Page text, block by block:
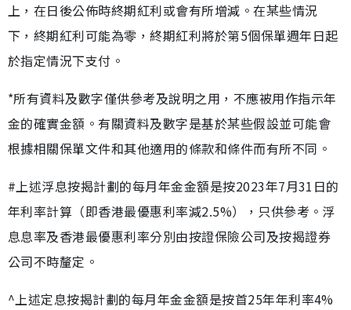
上，在日後公佈時終期紅利或會有所增減。在某些情況
下，終期紅利可能為零，終期紅利將於第5個保單週年日起
於指定情況下支付。
*所有資料及數字僅供參考及說明之用，不應被用作指示年
金的確實金額。有關資料及數字是基於某些假設並可能會
根據相關保單文件和其他適用的條款和條件而有所不同。
#上述浮息按揭計劃的每月年金金額是按2023年7月31日的
年利率計算（即香港最優惠利率減2.5%），只供參考。浮
息息率及香港最優惠利率分別由按證保險公司及按揭證券
公司不時釐定。
^上述定息按揭計劃的每月年金金額是按首25年年利率4%